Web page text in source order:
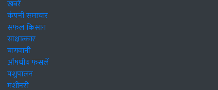
खबरें
कंपनी समाचार
सफल किसान
साक्षात्कार
बागवानी
औषधीय फसलें
पशुपालन
मशीनरी